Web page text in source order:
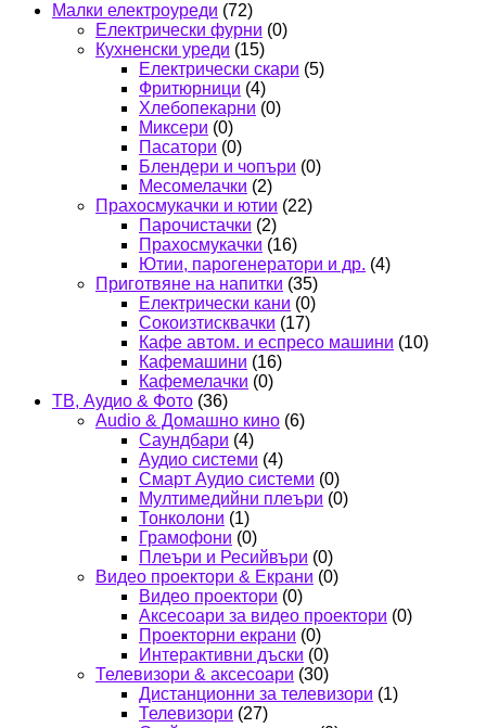
Малки електроуреди (72)
Електрически фурни (0)
Кухненски уреди (15)
Електрически скари (5)
Фритюрници (4)
Хлебопекарни (0)
Миксери (0)
Пасатори (0)
Блендери и чопъри (0)
Месомелачки (2)
Прахосмукачки и ютии (22)
Парочистачки (2)
Прахосмукачки (16)
Ютии, парогенератори и др. (4)
Приготвяне на напитки (35)
Електрически кани (0)
Сокоизтисквачки (17)
Кафе автом. и еспресо машини (10)
Кафемашини (16)
Кафемелачки (0)
ТВ, Аудио & Фото (36)
Audio & Домашно кино (6)
Саундбари (4)
Аудио системи (4)
Смарт Аудио системи (0)
Мултимедийни плеъри (0)
Тонколони (1)
Грамофони (0)
Плеъри и Ресийвъри (0)
Видео проектори & Екрани (0)
Видео проектори (0)
Аксесоари за видео проектори (0)
Проекторни екрани (0)
Интерактивни дъски (0)
Телевизори & аксесоари (30)
Дистанционни за телевизори (1)
Телевизори (27)